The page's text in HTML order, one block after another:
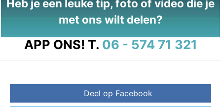
Heb je een leuke tip, foto of video die je
met ons wilt delen?
APP ONS! T. 06 - 574 71 321
Deel op Facebook